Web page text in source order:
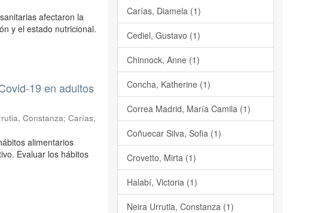
afectaron la
y el estado nutricional.
19 en adultos
Constanza;Carías,
alimentarios
Evaluar los hábitos
Carías, Diamela (1)
Cediel, Gustavo (1)
Chinnock, Anne (1)
Concha, Katherine (1)
Correa Madrid, María Camila (1)
Coñuecar Silva, Sofia (1)
Crovetto, Mirta (1)
Halabí, Victoria (1)
Neira Urrutia, Constanza (1)